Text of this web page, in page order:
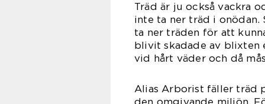
Träd är ju också vackra
inte ta ner träd i
ta ner träden för att
blivit skadade av blixten
vid hårt väder och då
Alias Arborist fäller träd